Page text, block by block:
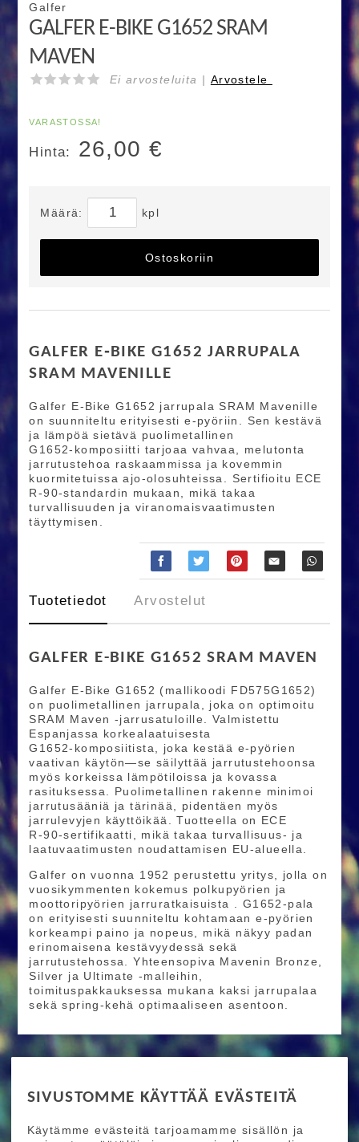
SIVUSTOMME KÄYTTÄÄ EVÄSTEITÄ
Käytämme evästeitä tarjoamamme sisällön ja
Galfer
GALFER E-BIKE G1652 SRAM
MAVEN
Ei arvosteluita | Arvostele
VARASTOSSA!
Hinta: 26,00 €
Määrä: kpl
Ostoskoriin
GALFER E‑BIKE G1652 JARRUPALA
SRAM MAVENILLE
Galfer E‑Bike G1652 jarrupala SRAM Mavenille
on suunniteltu erityisesti e‑pyöriin. Sen kestävä
ja lämpöä sietävä puolimetallinen
G1652‑komposiitti tarjoaa vahvaa, melutonta
jarrutustehoa raskaammissa ja kovemmin
kuormitetuissa ajo-olosuhteissa. Sertifioitu ECE
R‑90‑standardin mukaan, mikä takaa
turvallisuuden ja viranomaisvaatimusten
täyttymisen.
Tuotetiedot Arvostelut
GALFER E-BIKE G1652 SRAM MAVEN
Galfer E‑Bike G1652 (mallikoodi FD575G1652)
on puolimetallinen jarrupala, joka on optimoitu
SRAM Maven -jarrusatuloille. Valmistettu
Espanjassa korkealaatuisesta
G1652‑komposiitista, joka kestää e‑pyörien
vaativan käytön—se säilyttää jarrutustehoonsa
myös korkeissa lämpötiloissa ja kovassa
rasituksessa. Puolimetallinen rakenne minimoi
jarrutusääniä ja tärinää, pidentäen myös
jarrulevyjen käyttöikää. Tuotteella on ECE
R‑90‑sertifikaatti, mikä takaa turvallisuus- ja
laatuvaatimusten noudattamisen EU‑alueella.
Galfer on vuonna 1952 perustettu yritys, jolla on
vuosikymmenten kokemus polkupyörien ja
moottoripyörien jarruratkaisuista . G1652‑pala
on erityisesti suunniteltu kohtamaan e‑pyörien
korkeampi paino ja nopeus, mikä näkyy padan
erinomaisena kestävyydessä sekä
jarrutustehossa. Yhteensopiva Mavenin Bronze,
Silver ja Ultimate -malleihin,
toimituspakkauksessa mukana kaksi jarrupalaa
sekä spring‑kehä optimaaliseen asentoon.